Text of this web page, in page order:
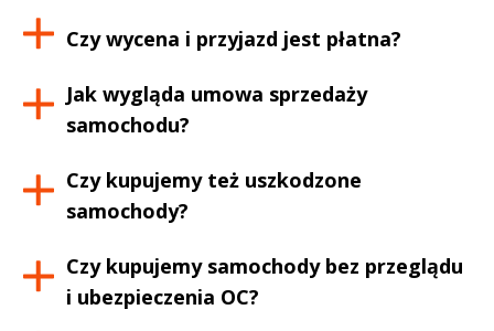
Czy wycena i przyjazd jest płatna?
Jak wygląda umowa sprzedaży
samochodu?
Czy kupujemy też uszkodzone
samochody?
Czy kupujemy samochody bez przeglądu
i ubezpieczenia OC?